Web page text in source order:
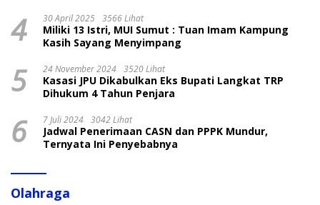
4 30 April 2025 3566 Lihat
Miliki 13 Istri, MUI Sumut : Tuan Imam Kampung
Kasih Sayang Menyimpang
5 24 November 2024 3520 Lihat
Kasasi JPU Dikabulkan Eks Bupati Langkat TRP
Dihukum 4 Tahun Penjara
6 7 Juli 2024 3042 Lihat
Jadwal Penerimaan CASN dan PPPK Mundur,
Ternyata Ini Penyebabnya
Olahraga